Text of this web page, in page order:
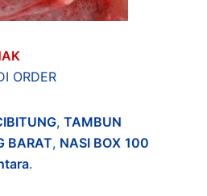
ORDER
, TAMBUN
BARAT, NASI BOX 100
.